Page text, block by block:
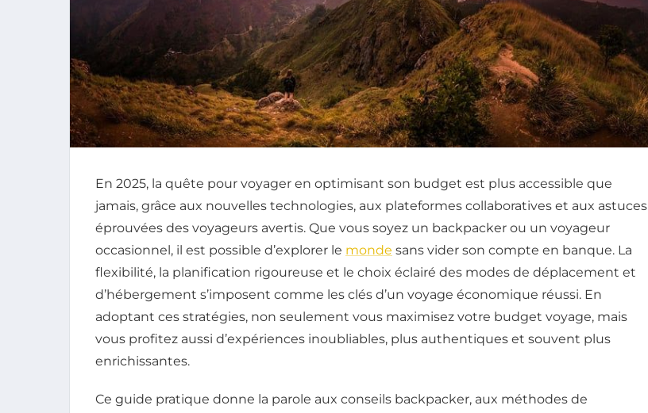
En 2025, la quête pour voyager en optimisant son budget est plus accessible que
jamais, grâce aux nouvelles technologies, aux plateformes collaboratives et aux astuces
éprouvées des voyageurs avertis. Que vous soyez un backpacker ou un voyageur
occasionnel, il est possible d’explorer le monde sans vider son compte en banque. La
flexibilité, la planification rigoureuse et le choix éclairé des modes de déplacement et
d’hébergement s’imposent comme les clés d’un voyage économique réussi. En
adoptant ces stratégies, non seulement vous maximisez votre budget voyage, mais
vous profitez aussi d’expériences inoubliables, plus authentiques et souvent plus
enrichissantes.
Ce guide pratique donne la parole aux conseils backpacker, aux méthodes de